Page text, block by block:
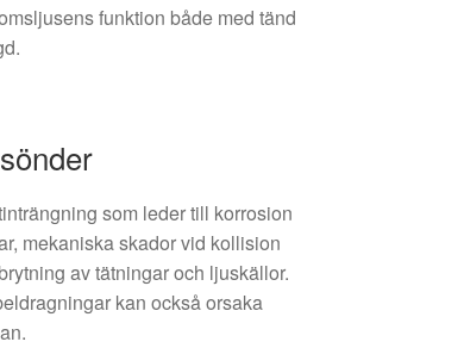
funktion både med tänd
som leder till korrosion
mekaniska skador vid kollision
av tätningar och ljuskällor.
kan också orsaka